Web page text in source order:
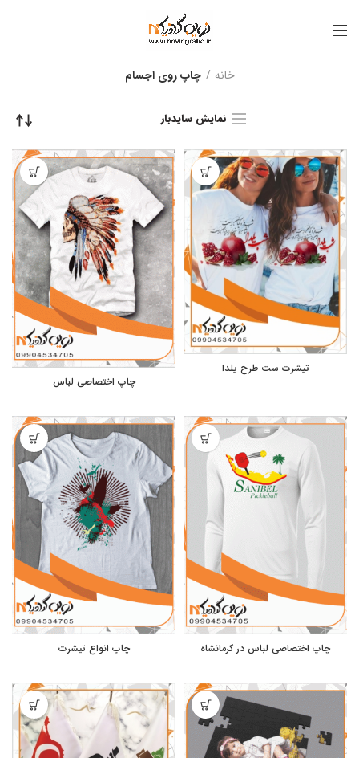
خانه چاپ روی اجسام
نمایش سایدبار
تیشرت ست طرح یلدا
چاپ اختصاصی لباس
چاپ اختصاصی لباس در کرمانشاه چاپ انواع تیشرت